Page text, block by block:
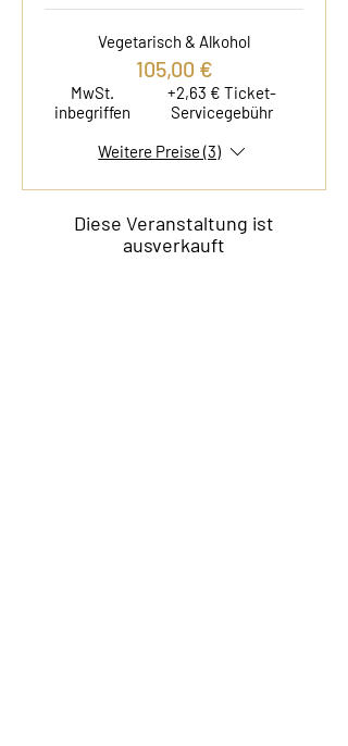
Vegetarisch & Alkohol
105,00 €
MwSt.
inbegriffen
+2,63 € Ticket-
Servicegebühr
Weitere Preise (3)
Diese Veranstaltung ist
ausverkauft